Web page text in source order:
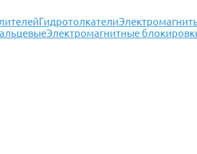
Гидротолкатели
Электромагнитные